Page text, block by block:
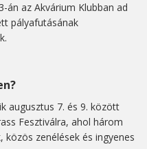
án az Akvárium Klubban ad
pályafutásának
augusztus 7. és 9. között
Fesztiválra, ahol három
zenélések és ingyenes